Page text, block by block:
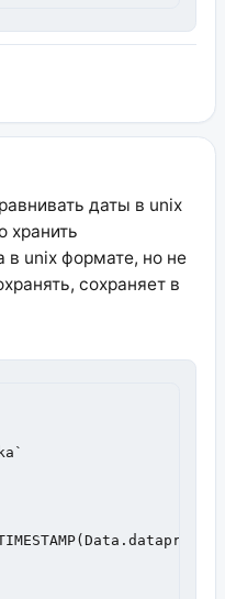
даты в unix
хранить
в unix формате, но не
сохраняет в